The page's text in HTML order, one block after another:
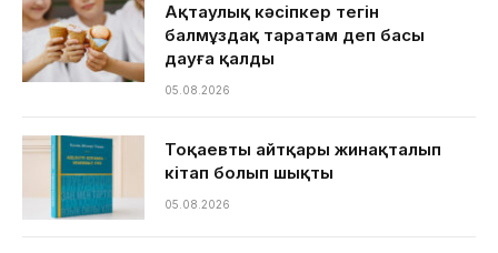
Ақтаулық кәсіпкер тегін
балмұздақ таратам деп басы
дауға қалды
05.08.2026
Тоқаевтың айтқары жинақталып
кітап болып шықты
05.08.2026